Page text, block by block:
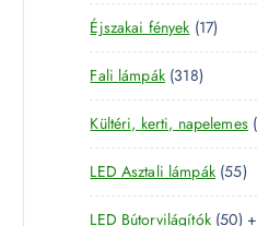
m
é
k
e
m
é
k
Éjszakai fények 171
7
e
r
m
é
k
Fali lámpák 3183
1
8
t
e
r
Kültéri, kerti, napelemes
LED Asztali lámpák 555
5
t
LED Bútorvilágítók 505 +